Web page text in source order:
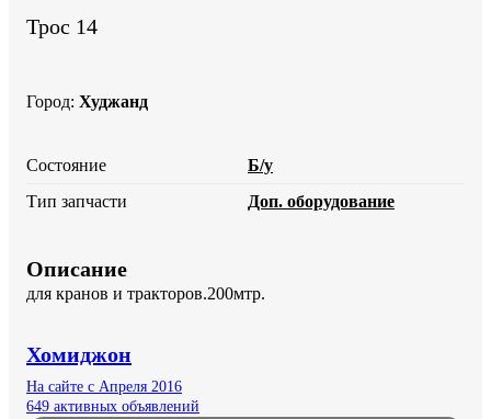
Трос 14
Город: Худжанд
Состояние
Б/у
Тип запчасти
Доп. оборудование
Описание
для кранов и тракторов.200мтр.
Хомиджон
На сайте с Апреля 2016
649 активных объявлений